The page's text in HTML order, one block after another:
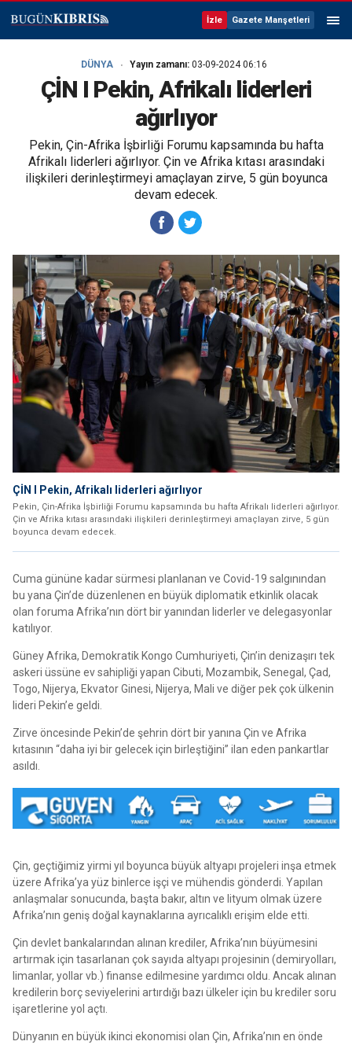
İzle Gazete Manşetleri
DÜNYA Yayın zamanı: 03-09-2024 06:16
ÇİN I Pekin, Afrikalı liderleri
ağırlıyor
Pekin, Çin-Afrika İşbirliği Forumu kapsamında bu hafta
Afrikalı liderleri ağırlıyor. Çin ve Afrika kıtası arasındaki
ilişkileri derinleştirmeyi amaçlayan zirve, 5 gün boyunca
devam edecek.
ÇİN I Pekin, Afrikalı liderleri ağırlıyor
Pekin, Çin-Afrika İşbirliği Forumu kapsamında bu hafta Afrikalı liderleri ağırlıyor.
Çin ve Afrika kıtası arasındaki ilişkileri derinleştirmeyi amaçlayan zirve, 5 gün
boyunca devam edecek.
Cuma gününe kadar sürmesi planlanan ve Covid-19 salgınından
bu yana Çin’de düzenlenen en büyük diplomatik etkinlik olacak
olan foruma Afrika’nın dört bir yanından liderler ve delegasyonlar
katılıyor.
Güney Afrika, Demokratik Kongo Cumhuriyeti, Çin’in denizaşırı tek
askeri üssüne ev sahipliği yapan Cibuti, Mozambik, Senegal, Çad,
Togo, Nijerya, Ekvator Ginesi, Nijerya, Mali ve diğer pek çok ülkenin
lideri Pekin’e geldi.
Zirve öncesinde Pekin’de şehrin dört bir yanına Çin ve Afrika
kıtasının “daha iyi bir gelecek için birleştiğini” ilan eden pankartlar
asıldı.
Çin, geçtiğimiz yirmi yıl boyunca büyük altyapı projeleri inşa etmek
üzere Afrika’ya yüz binlerce işçi ve mühendis gönderdi. Yapılan
anlaşmalar sonucunda, başta bakır, altın ve lityum olmak üzere
Afrika’nın geniş doğal kaynaklarına ayrıcalıklı erişim elde etti.
Çin devlet bankalarından alınan krediler, Afrika’nın büyümesini
artırmak için tasarlanan çok sayıda altyapı projesinin (demiryolları,
limanlar, yollar vb.) finanse edilmesine yardımcı oldu. Ancak alınan
kredilerin borç seviyelerini artırdığı bazı ülkeler için bu krediler soru
işaretlerine yol açtı.
Dünyanın en büyük ikinci ekonomisi olan Çin, Afrika’nın en önde